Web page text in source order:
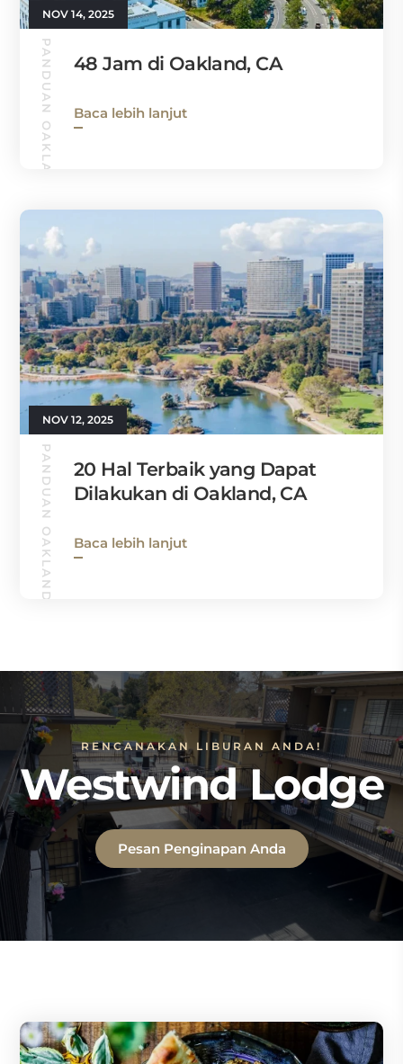
NOV 14, 2025
PANDUAN OAKLAND 48 Jam di Oakland, CA
Baca lebih lanjut
NOV 12, 2025
PANDUAN OAKLAND
20 Hal Terbaik yang Dapat
Dilakukan di Oakland, CA
Baca lebih lanjut
RENCANAKAN LIBURAN ANDA!
Westwind Lodge
Pesan Penginapan Anda